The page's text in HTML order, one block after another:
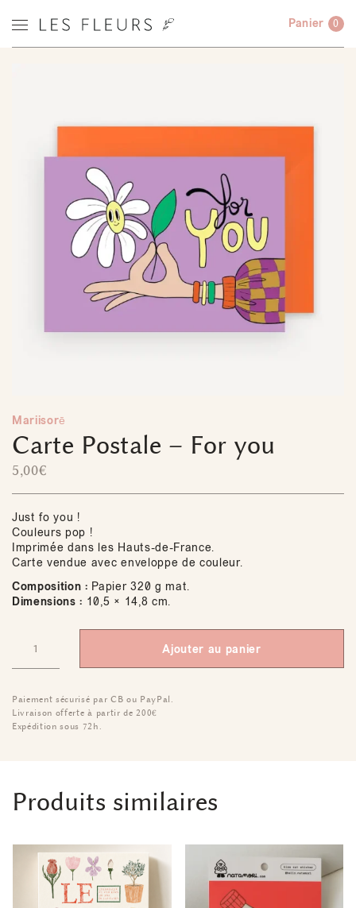
Panier 0
Mariisorē
Carte Postale – For you
5,00€
Just fo you !
Couleurs pop !
Imprimée dans les Hauts-de-France.
Carte vendue avec enveloppe de couleur.
Composition : Papier 320 g mat.
Dimensions : 10,5 × 14,8 cm.
Ajouter au panier
Paiement sécurisé par CB ou PayPal.
Livraison offerte à partir de 200€
Expédition sous 72h.
Produits similaires